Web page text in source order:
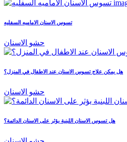
تسوس الاسنان الاماميه السفليه
حشو الاسنان
هل يمكن علاج تسوس الاسنان عند الاطفال في المنزل؟
حشو الاسنان
هل تسوس الاسنان اللبنية يؤثر على الاسنان الدائمة؟